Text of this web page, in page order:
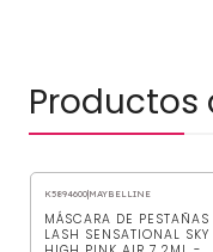
-63% OFF
K5894600|MAYBELLINE
MÁSCARA DE PESTAÑAS
LASH SENSATIONAL SKY